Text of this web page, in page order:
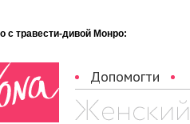
с травести-дивой Монро: